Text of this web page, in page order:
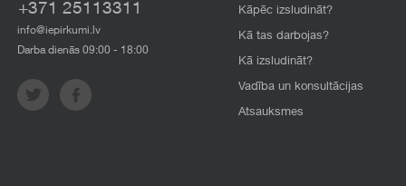
+371 25113311
info@iepirkumi.lv
Darba dienās 09:00 - 18:00
Kāpēc izsludināt?
Kā tas darbojas?
Kā izsludināt?
Vadība un konsultācijas
Atsauksmes